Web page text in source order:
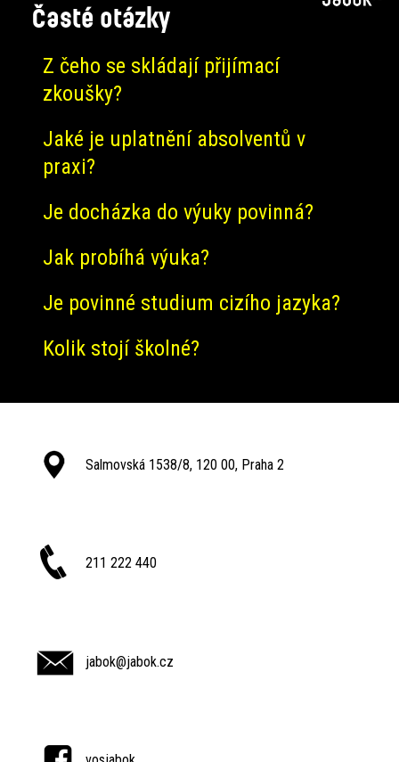
Časté otázky
Z čeho se skládají přijímací
zkoušky?
Jaké je uplatnění absolventů v
praxi?
Je docházka do výuky povinná?
Jak probíhá výuka?
Je povinné studium cizího jazyka?
Kolik stojí školné?
Salmovská 1538/8, 120 00, Praha 2
211 222 440
jabok@jabok.cz